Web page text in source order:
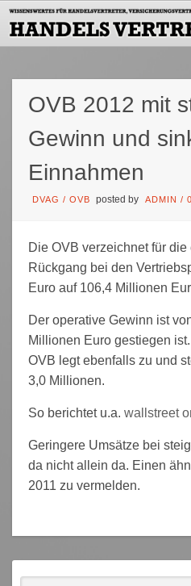
OVB 2012 mit
Gewinn und
Einnahmen
DVAG /OVB posted by ADMIN /
Die OVB verzeichnet für
Rückgang bei den
Euro auf 106,4 Millionen
Der operative Gewinn ist
Millionen Euro gestiegen
OVB legt ebenfalls zu und
3,0 Millionen.
So berichtet u.a.wallstreet
Geringere Umsätze bei
da nicht allein da. Einen
2011 zu vermelden.